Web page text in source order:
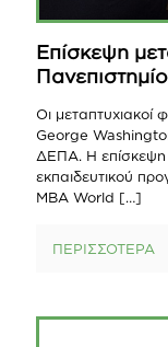
Επίσκεψη
Οι μεταπτυχιακοί
George
ΔΕΠΑ. Η επίσκεψη
εκπαιδευτικού
MBA World […]
ΠΕΡΙΣΣΟΤΕΡΑ